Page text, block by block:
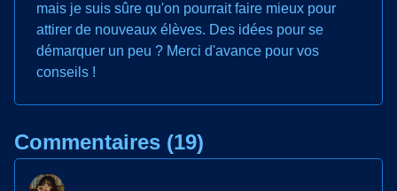
mais je suis sûre qu'on pourrait faire mieux pour
attirer de nouveaux élèves. Des idées pour se
démarquer un peu ? Merci d'avance pour vos
conseils !
Commentaires (19)